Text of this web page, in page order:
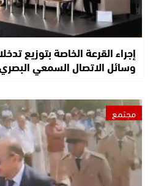
إجراء القرعة الخاصة بتوزيع
وسائل الاتصال السمعي
مجتمع